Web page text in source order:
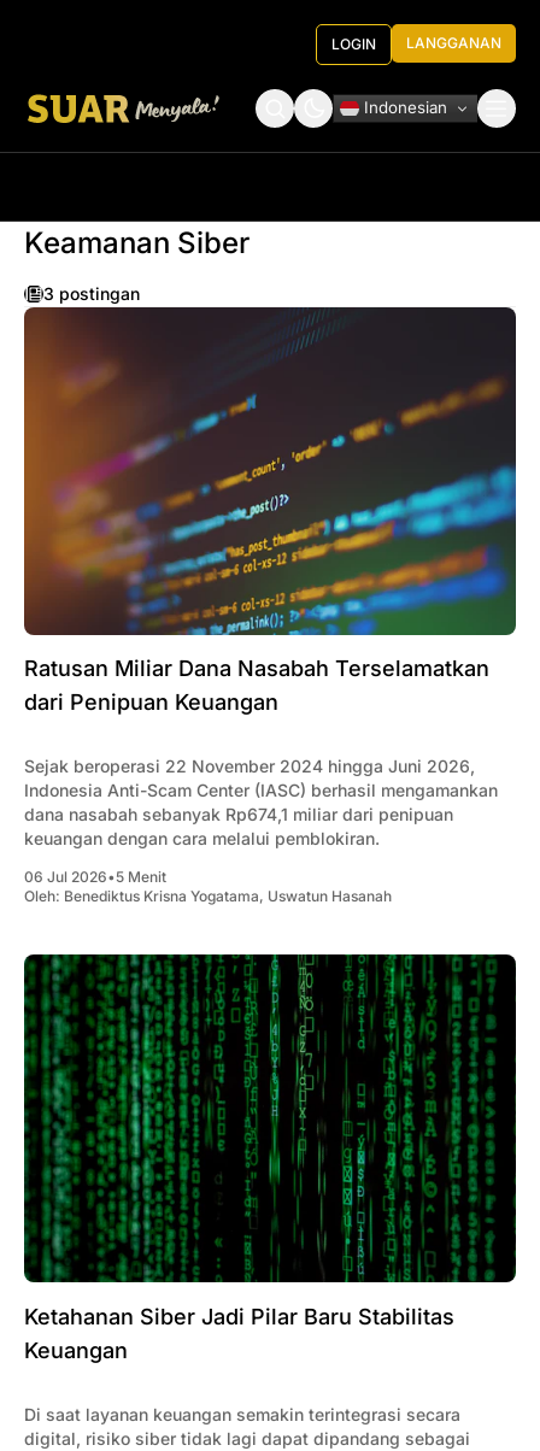
LOGIN LANGGANAN
Indonesian
Keamanan Siber
3 postingan
Ratusan Miliar Dana Nasabah Terselamatkan
dari Penipuan Keuangan
Sejak beroperasi 22 November 2024 hingga Juni 2026,
Indonesia Anti-Scam Center (IASC) berhasil mengamankan
dana nasabah sebanyak Rp674,1 miliar dari penipuan
keuangan dengan cara melalui pemblokiran.
06 Jul 2026•5 Menit
Oleh: Benediktus Krisna Yogatama, Uswatun Hasanah
Ketahanan Siber Jadi Pilar Baru Stabilitas
Keuangan
Di saat layanan keuangan semakin terintegrasi secara
digital, risiko siber tidak lagi dapat dipandang sebagai